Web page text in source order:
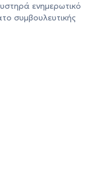
ενημερωτικό
συμβουλευτικής